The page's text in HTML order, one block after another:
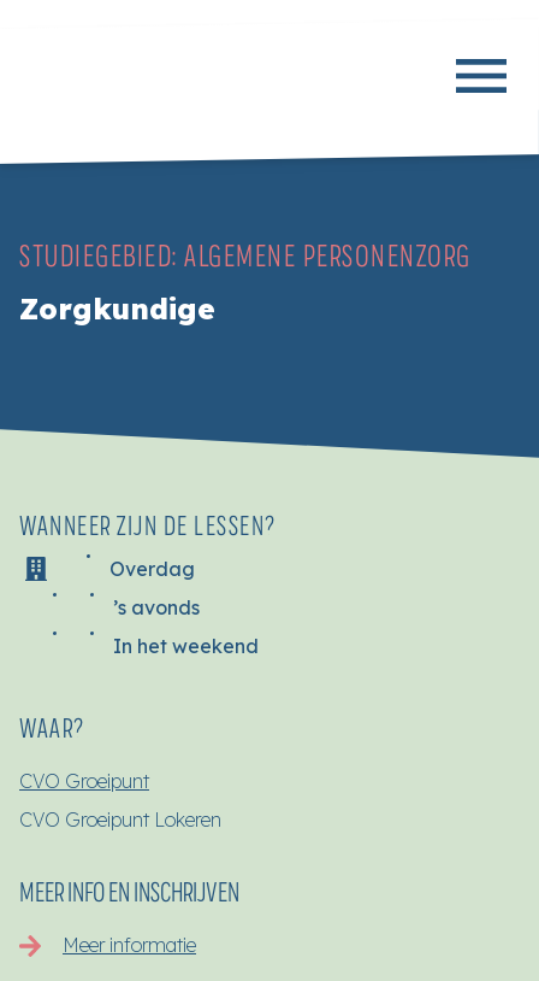
STUDIEGEBIED: ALGEMENE PERSONENZORG
Zorgkundige
WANNEER ZIJN DE LESSEN?
Overdag
’s avonds
In het weekend
WAAR?
CVO Groeipunt
CVO Groeipunt Lokeren
MEER INFO EN INSCHRIJVEN
Meer informatie